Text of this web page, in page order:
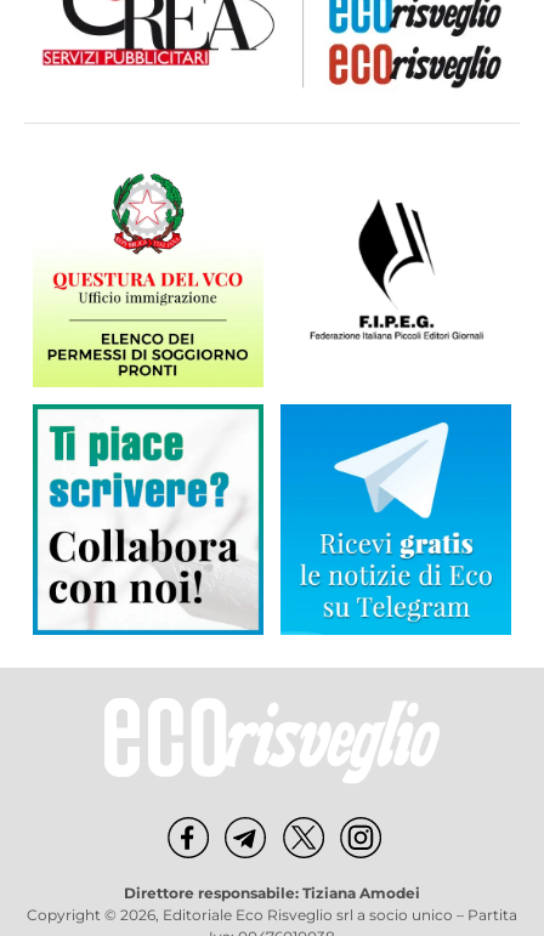
Direttore responsabile: Tiziana Amodei
Copyright © 2026, Editoriale Eco Risveglio srl a socio unico – Partita